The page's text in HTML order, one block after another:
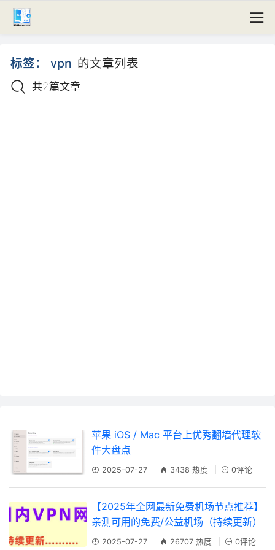
标签： vpn 的文章列表
共2篇文章
苹果 iOS / Mac 平台上优秀翻墙代理软
件大盘点
2025-07-27 3438 热度 0评论
【2025年全网最新免费机场节点推荐】
亲测可用的免费/公益机场（持续更新）
2025-07-27 26707 热度 0评论